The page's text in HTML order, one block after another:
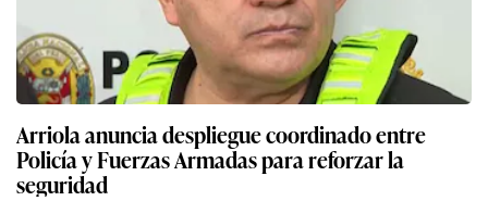
Arriola anuncia despliegue coordinado entre
Policía y Fuerzas Armadas para reforzar la
seguridad